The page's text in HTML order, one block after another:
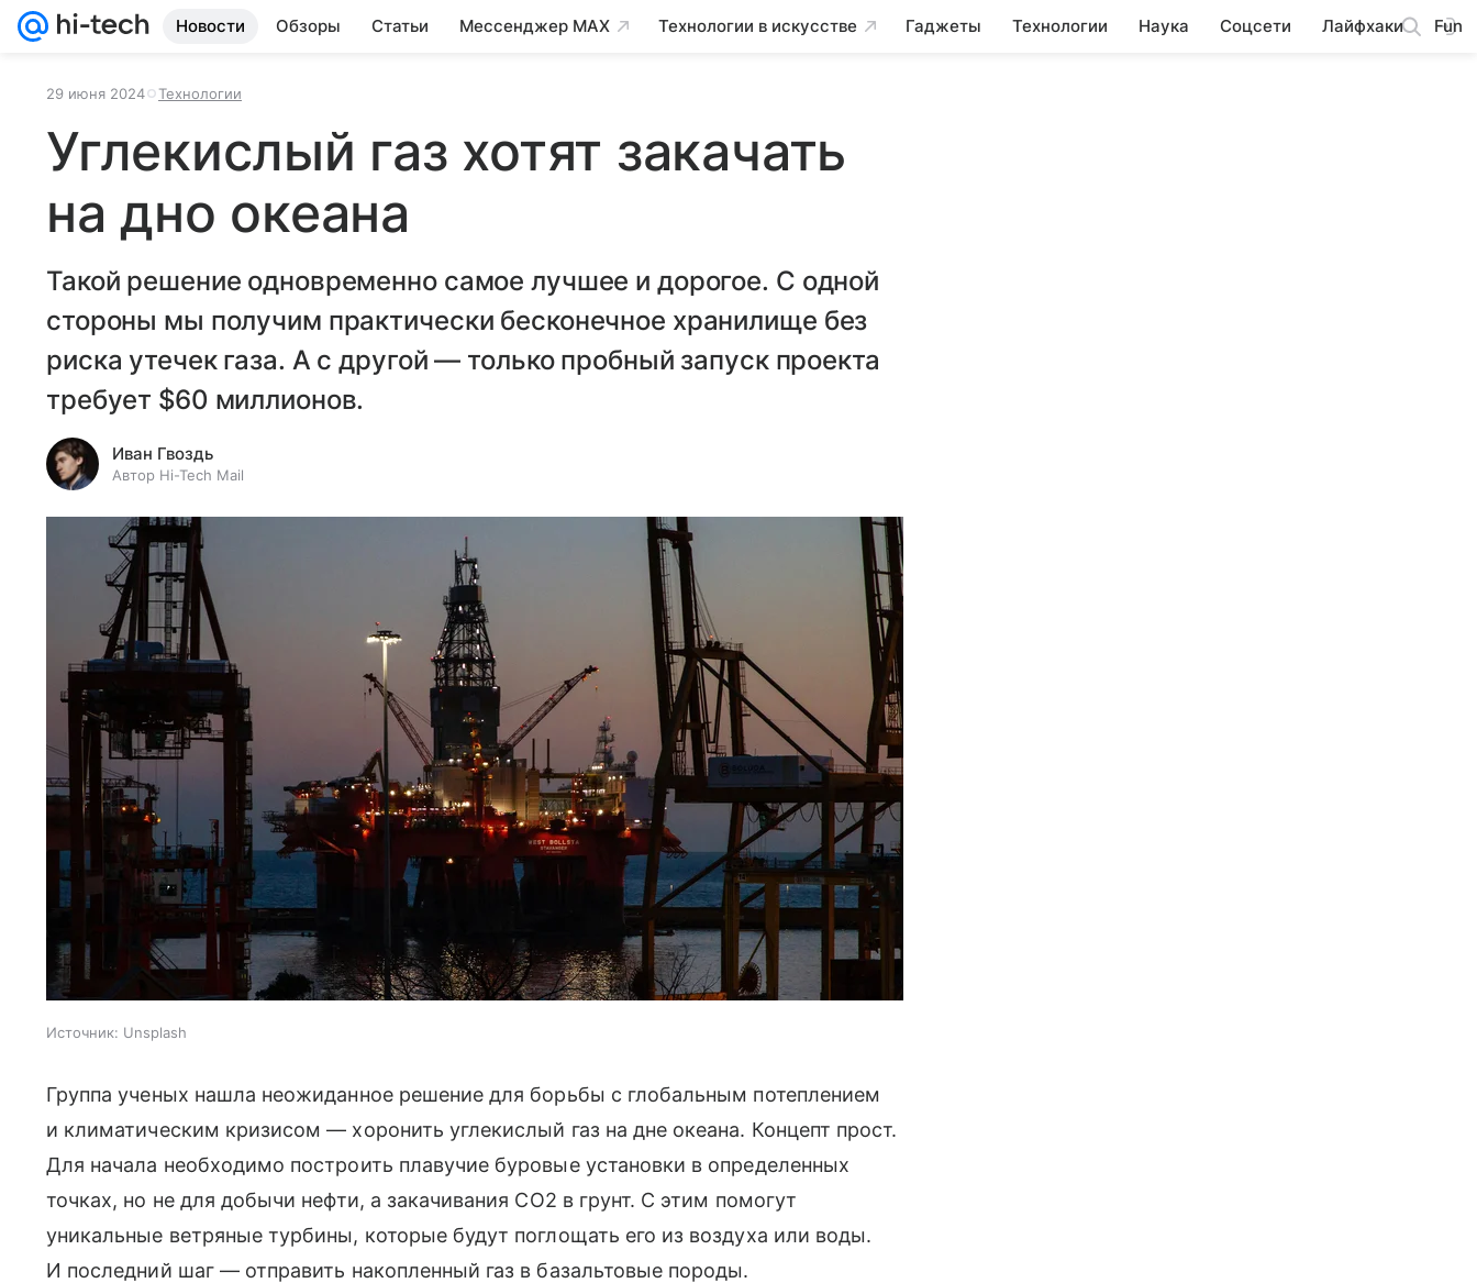
Новости Обзоры Статьи Мессенджер MAX Технологии в искусстве Гаджеты Технологии Наука Соцсети Лайфхаки Fun
29 июня 2024 Технологии
Углекислый газ хотят закачать
на дно океана
Такой решение одновременно самое лучшее и дорогое. С одной
стороны мы получим практически бесконечное хранилище без
риска утечек газа. А с другой — только пробный запуск проекта
требует $60 миллионов.
Иван Гвоздь
Автор Hi-Tech Mail
Источник: Unsplash
Группа ученых нашла неожиданное решение для борьбы с глобальным потеплением
и климатическим кризисом — хоронить углекислый газ на дне океана. Концепт прост.
Для начала необходимо построить плавучие буровые установки в определенных
точках, но не для добычи нефти, а закачивания CO2 в грунт. С этим помогут
уникальные ветряные турбины, которые будут поглощать его из воздуха или воды.
И последний шаг — отправить накопленный газ в базальтовые породы.